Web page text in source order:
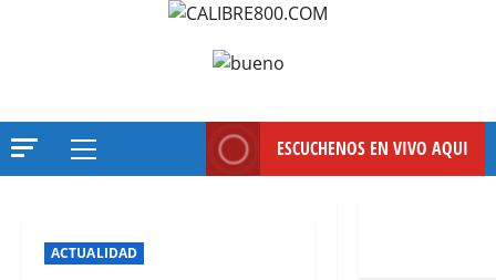
Menú
ESCUCHENOS EN VIVO AQUI
ACTUALIDAD